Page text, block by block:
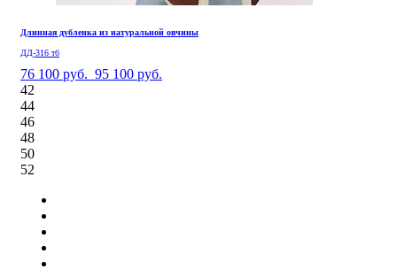
Длинная дубленка из натуральной овчины
ДД-316 тб
76 100 руб. 95 100 руб.
42
44
46
48
50
52